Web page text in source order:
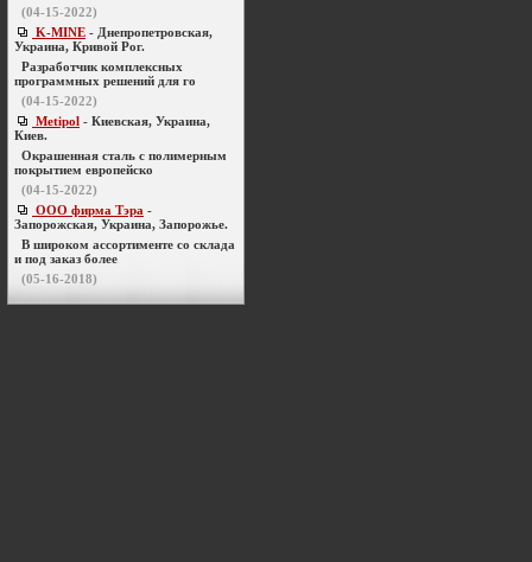
(04-15-2022)
K-MINE - Днепропетровская,
Украина, Кривой Рог.
Разработчик комплексных
программных решений для го
(04-15-2022)
Metipol - Киевская, Украина,
Киев.
Окрашенная сталь с полимерным
покрытием европейско
(04-15-2022)
ООО фирма Тэра -
Запорожская, Украина, Запорожье.
В широком ассортименте со склада
и под заказ более
(05-16-2018)